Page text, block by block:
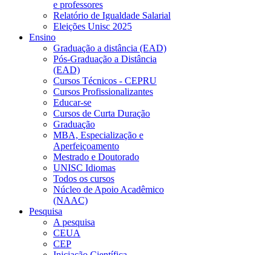
e professores
Relatório de Igualdade Salarial
Eleições Unisc 2025
Ensino
Graduação a distância (EAD)
Pós-Graduação a Distância
(EAD)
Cursos Técnicos - CEPRU
Cursos Profissionalizantes
Educar-se
Cursos de Curta Duração
Graduação
MBA, Especialização e
Aperfeiçoamento
Mestrado e Doutorado
UNISC Idiomas
Todos os cursos
Núcleo de Apoio Acadêmico
(NAAC)
Pesquisa
A pesquisa
CEUA
CEP